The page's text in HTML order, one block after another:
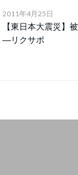
2011年4月25日
【東日本大震災】
―リクサポ